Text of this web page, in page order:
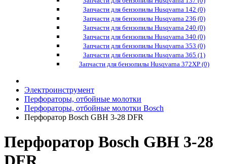
Запчасти для бензопилы Husqvarna 142 (0)
Запчасти для бензопилы Husqvarna 236 (0)
Запчасти для бензопилы Husqvarna 240 (0)
Запчасти для бензопилы Husqvarna 340 (0)
Запчасти для бензопилы Husqvarna 353 (0)
Запчасти для бензопилы Husqvarna 365 (1)
Запчасти для бензопилы Husqvarna 372XP (0)
Электроинструмент
Перфораторы, отбойные молотки
Перфораторы, отбойные молотки Bosch
Перфоратор Bosch GBH 3-28 DFR
Перфоратор Bosch GBH 3-28